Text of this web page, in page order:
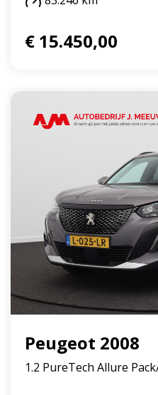
€ 15.450,00
Peugeot 2008
1.2 PureTech Allure